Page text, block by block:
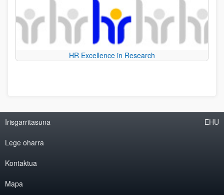
HR Excellence in Research
Irisgarritasuna
Lege oharra
Kontaktua
Mapa
EHU